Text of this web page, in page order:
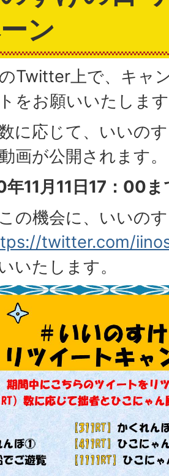
ン
Twitter上で、キャ
をお願いいたしま
に応じて、いいの
画が公開されます。
年11月11日17 ： 00
の機会に、いいの
twitter.com/
いたします。